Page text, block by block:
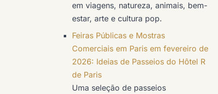
em viagens, natureza, animais, bem-
estar, arte e cultura pop.
Feiras Públicas e Mostras
Comerciais em Paris em fevereiro de
2026: Ideias de Passeios do Hôtel R
de Paris
Uma seleção de passeios